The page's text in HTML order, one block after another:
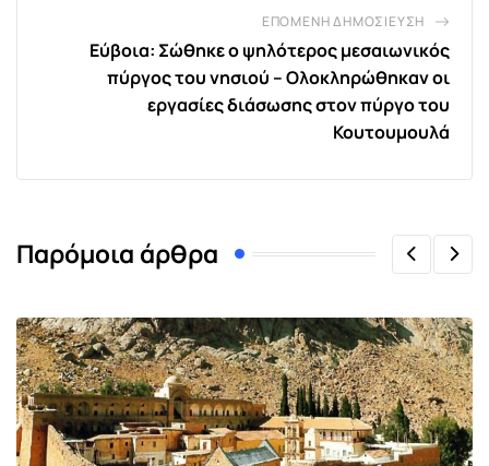
ΕΠΌΜΕΝΗ ΔΗΜΟΣΊΕΥΣΗ
Εύβοια: Σώθηκε ο ψηλότερος μεσαιωνικός
πύργος του νησιού – Ολοκληρώθηκαν οι
εργασίες διάσωσης στον πύργο του
Κουτουμουλά
Παρόμοια άρθρα